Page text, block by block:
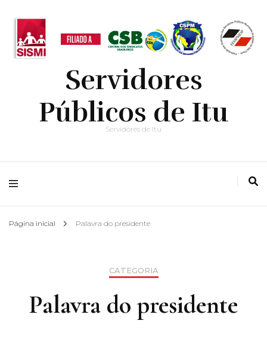
Servidores
Públicos de Itu
Servidores de Itu
Página inicial Palavra do presidente
CATEGORIA
Palavra do presidente